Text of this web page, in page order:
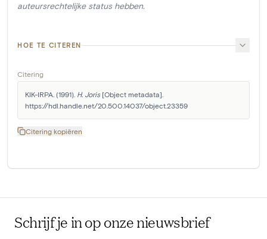
auteursrechtelijke status hebben.
HOE TE CITEREN
Citering
KIK-IRPA. (1991). H. Joris [Object metadata].
https://hdl.handle.net/20.500.14037/object.23359
Citering kopiëren
Schrijf je in op onze nieuwsbrief